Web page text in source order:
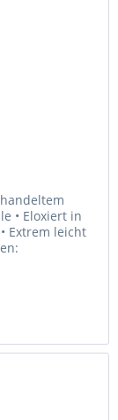
• Eloxiert in
Extrem leicht